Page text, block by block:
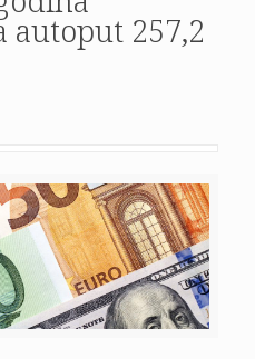
autoput 257,2